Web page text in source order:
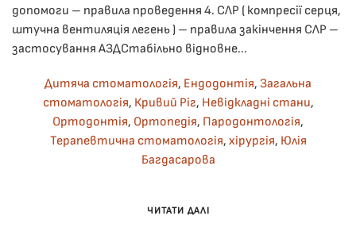
допомоги – правила проведення 4. СЛР ( компресії серця,
штучна вентиляція легень ) – правила закінчення СЛР –
застосування АЗДСтабільно відновне...
Дитяча стоматологія, Ендодонтія, Загальна
стоматологія, Кривий Ріг, Невідкладні стани,
Ортодонтія, Ортопедія, Пародонтологія,
Терапевтична стоматологія, хірургія, Юлія
Багдасарова
ЧИТАТИ ДАЛІ